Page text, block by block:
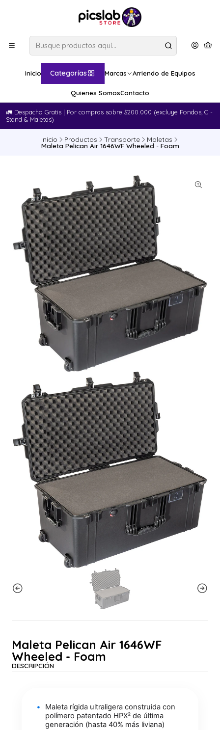
Inicio Categorías Marcas Arriendo de Equipos
Quienes SomosContacto
🚛​ Despacho Gratis | Por compras sobre $200.000 (excluye Fondos, C -
Stand & Maletas)
Inicio Productos Transporte Maletas
Maleta Pelican Air 1646WF Wheeled - Foam
Maleta Pelican Air 1646WF
Wheeled - Foam
DESCRIPCIÓN
Maleta rígida ultraligera construida con
polímero patentado HPX² de última
generación (hasta 40% más liviana)